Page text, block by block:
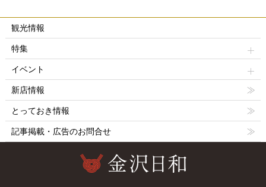
観光情報
特集
イベント
新店情報
とっておき情報
記事掲載・広告のお問合せ